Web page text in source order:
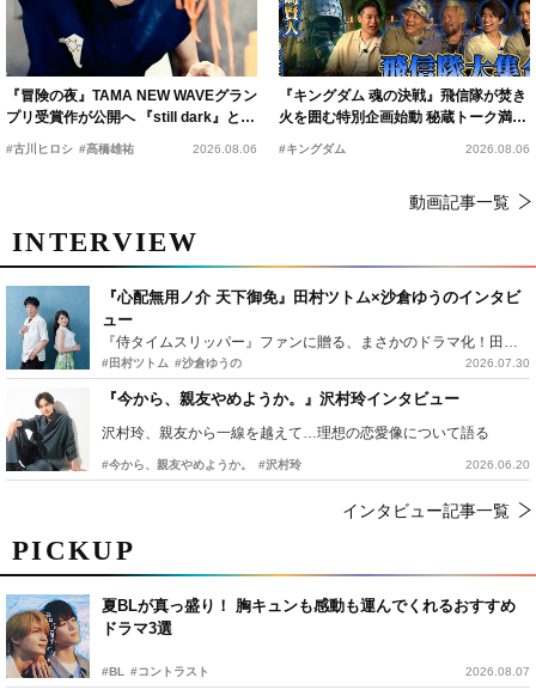
PICKUP
夏BLが真っ盛り！ 胸キュンも感動も運んでくれるおすすめ
ドラマ3選
#BL #コントラスト 2026.08.07
『冒険の夜』TAMA NEW WAVEグラン
プリ受賞作が公開へ 『still dark』と同
時上映決定
#古川ヒロシ #髙橋雄祐 2026.08.06
『キングダム 魂の決戦』飛信隊が焚き
火を囲む特別企画始動 秘蔵トーク満載
の“キングダムキャンプ”開催
#キングダム 2026.08.06
動画記事一覧
INTERVIEW
『心配無用ノ介 天下御免』田村ツトム×沙倉ゆうのインタビ
ュー
『侍タイムスリッパー』ファンに贈る、まさかのドラマ化！田村ツトム×沙倉ゆうのが語る『心配無用ノ介』撮影秘話
#田村ツトム #沙倉ゆうの 2026.07.30
『今から、親友やめようか。』沢村玲インタビュー
沢村玲、親友から一線を越えて…理想の恋愛像について語る
#今から、親友やめようか。 #沢村玲 2026.06.20
インタビュー記事一覧